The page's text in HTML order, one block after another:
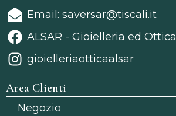
Email: saversar@tiscali.it
ALSAR - Gioielleria ed Ottica
gioielleriaotticaalsar
Area Clienti
Negozio